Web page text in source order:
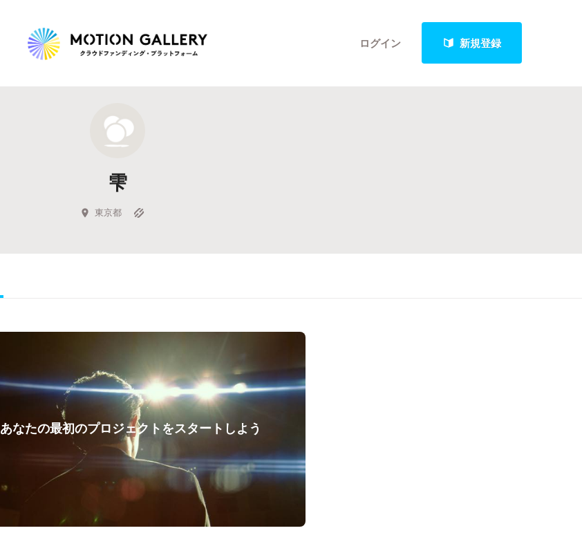
ログイン 新規登録
新着プロジェクト
Feature
キュレーターから探す
雫
東京都
あなたの最初のプロジェクトをスタートしよう